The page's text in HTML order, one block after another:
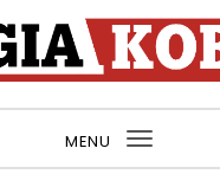
MENU
Toggle